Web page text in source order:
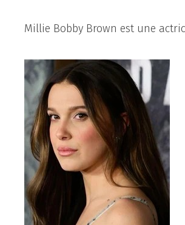
Millie Bobby Brown est une